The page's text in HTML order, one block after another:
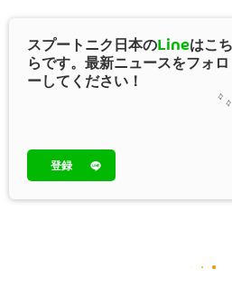
スプートニク日本のLineはこち
らです。最新ニュースをフォロ
ーしてください！
登録